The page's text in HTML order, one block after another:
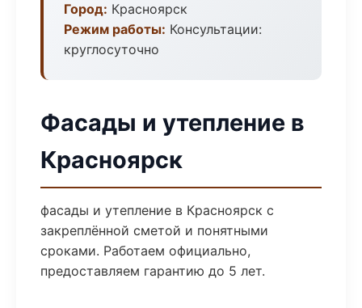
Город: Красноярск
Режим работы: Консультации:
круглосуточно
Фасады и утепление в
Красноярск
фасады и утепление в Красноярск с
закреплённой сметой и понятными
сроками. Работаем официально,
предоставляем гарантию до 5 лет.